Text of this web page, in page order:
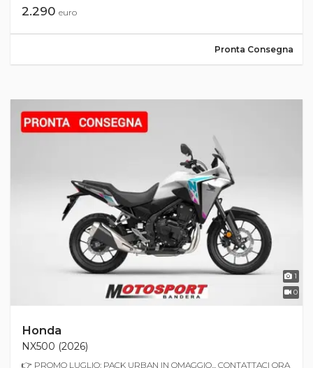
2.290 euro
Pronta Consegna
1
0
Honda
NX500 (2026)
👉 PROMO LUGLIO: PACK URBAN IN OMAGGIO... CONTATTACI ORA